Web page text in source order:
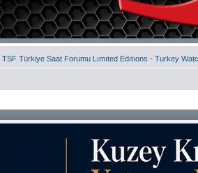
TSF Türkiye Saat Forumu Lımıted Edıtıons - Turkey